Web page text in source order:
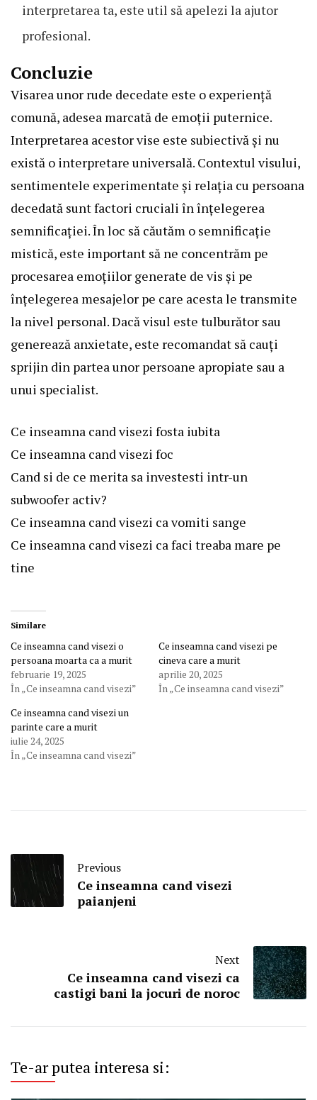
interpretarea ta, este util să apelezi la ajutor
profesional.
Concluzie
Visarea unor rude decedate este o experiență
comună, adesea marcată de emoții puternice.
Interpretarea acestor vise este subiectivă și nu
există o interpretare universală. Contextul visului,
sentimentele experimentate și relația cu persoana
decedată sunt factori cruciali în înțelegerea
semnificației. În loc să căutăm o semnificație
mistică, este important să ne concentrăm pe
procesarea emoțiilor generate de vis și pe
înțelegerea mesajelor pe care acesta le transmite
la nivel personal. Dacă visul este tulburător sau
generează anxietate, este recomandat să cauți
sprijin din partea unor persoane apropiate sau a
unui specialist.
Ce inseamna cand visezi fosta iubita
Ce inseamna cand visezi foc
Cand si de ce merita sa investesti intr-un
subwoofer activ?
Ce inseamna cand visezi ca vomiti sange
Ce inseamna cand visezi ca faci treaba mare pe
tine
Similare
Ce inseamna cand visezi o
persoana moarta ca a murit
februarie 19, 2025
În „Ce inseamna cand visezi”
Ce inseamna cand visezi pe
cineva care a murit
aprilie 20, 2025
În „Ce inseamna cand visezi”
Ce inseamna cand visezi un
parinte care a murit
iulie 24, 2025
În „Ce inseamna cand visezi”
Previous
Ce inseamna cand visezi
paianjeni
Next
Ce inseamna cand visezi ca
castigi bani la jocuri de noroc
Te-ar putea interesa si: